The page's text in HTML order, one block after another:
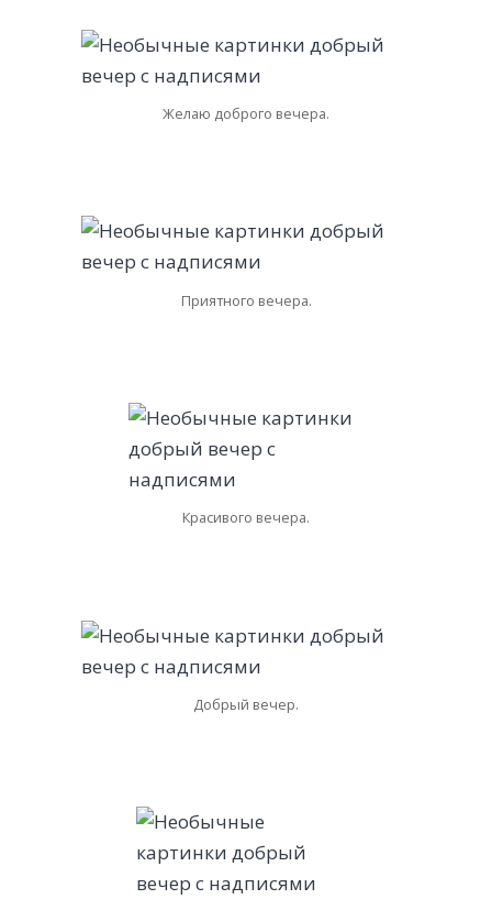
Желаю доброго вечера.
Приятного вечера.
Красивого вечера.
Добрый вечер.